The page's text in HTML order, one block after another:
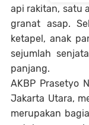
api rakitan, satu
granat asap.
ketapel, anak
sejumlah
panjang.
AKBP Prasetyo
Jakarta Utara,
merupakan